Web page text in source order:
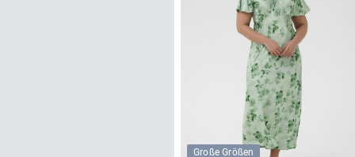
Große Größen